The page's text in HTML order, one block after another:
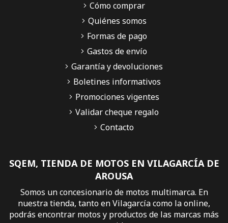
SQEM, TIENDA DE MOTOS EN VILAGARCÍA DE
AROUSA
Somos un concesionario de motos multimarca. En
nuestra tienda, tanto en Vilagarcía como la online,
podrás encontrar motos y productos de las marcas más
Cómo comprar
Quiénes somos
Formas de pago
Gastos de envío
Garantía y devoluciones
Boletines informativos
Promociones vigentes
Validar cheque regalo
Contacto